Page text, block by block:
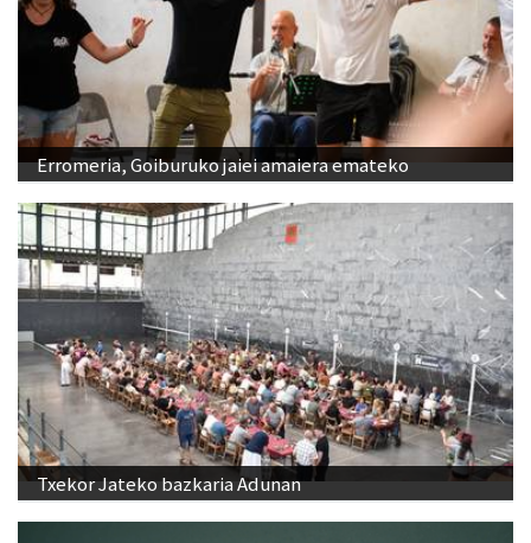
Erromeria, Goiburuko jaiei amaiera emateko
Txekor Jateko bazkaria Adunan